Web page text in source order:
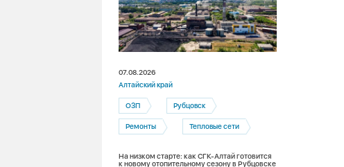
07.08.2026
Алтайский край
ОЗП Рубцовск
Ремонты Тепловые сети
На низком старте: как СГК-Алтай готовится
к новому отопительному сезону в Рубцовске